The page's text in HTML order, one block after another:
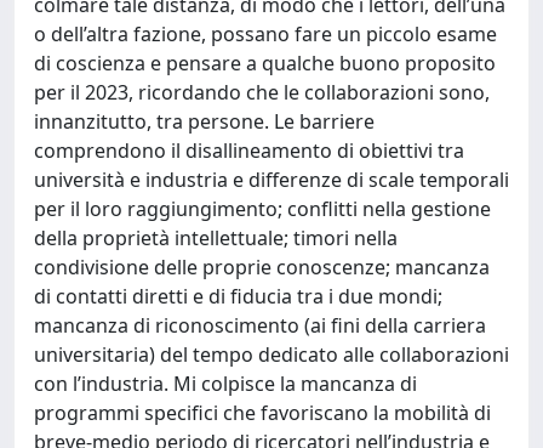
o dell’altra fazione, possano fare un piccolo esame
di coscienza e pensare a qualche buono proposito
per il 2023, ricordando che le collaborazioni sono,
innanzitutto, tra persone. Le barriere
comprendono il disallineamento di obiettivi tra
università e industria e differenze di scale temporali
per il loro raggiungimento; conflitti nella gestione
della proprietà intellettuale; timori nella
condivisione delle proprie conoscenze; mancanza
di contatti diretti e di fiducia tra i due mondi;
mancanza di riconoscimento (ai fini della carriera
universitaria) del tempo dedicato alle collaborazioni
con l’industria. Mi colpisce la mancanza di
programmi specifici che favoriscano la mobilità di
breve-medio periodo di ricercatori nell’industria e